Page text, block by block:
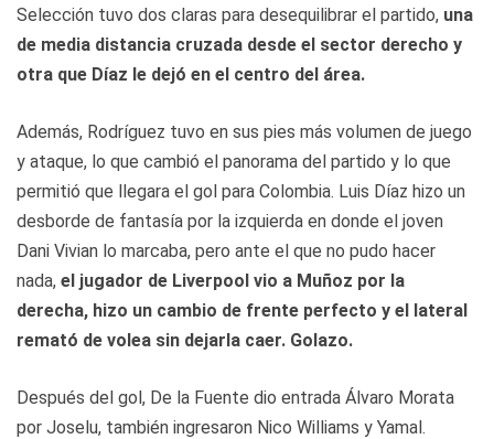
Selección tuvo dos claras para desequilibrar el partido, una
de media distancia cruzada desde el sector derecho y
otra que Díaz le dejó en el centro del área.
Además, Rodríguez tuvo en sus pies más volumen de juego
y ataque, lo que cambió el panorama del partido y lo que
permitió que llegara el gol para Colombia. Luis Díaz hizo un
desborde de fantasía por la izquierda en donde el joven
Dani Vivian lo marcaba, pero ante el que no pudo hacer
nada, el jugador de Liverpool vio a Muñoz por la
derecha, hizo un cambio de frente perfecto y el lateral
remató de volea sin dejarla caer. Golazo.
Después del gol, De la Fuente dio entrada Álvaro Morata
por Joselu, también ingresaron Nico Williams y Yamal.